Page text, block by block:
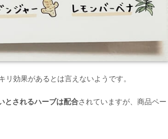
効果があるとは言えないようです。
とされるハーブは配合されていますが、商品ペー